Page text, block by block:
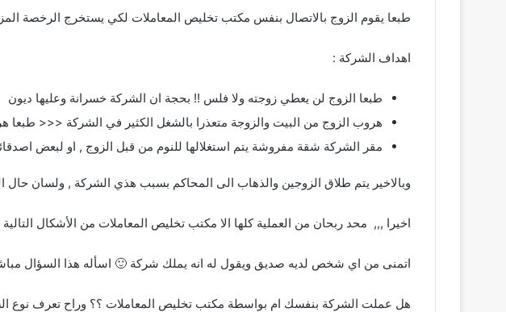
طبعا يقوم الزوج بالاتصال بنفس مكتب تخليص المعاملات لكي يستخرج الرخصة
اهداف الشركة :
طبعا الزوج لن يعطي زوجته ولا فلس !! بحجة ان الشركة خسرانة وعليها ديون
هروب الزوج من البيت والزوجة متعذرا بالشغل الكثير في الشركة <<< طبعا
مقر الشركة شقة مفروشة يتم استغلالها للنوم من قبل الزوج , او لبعض
وبالاخير يتم طلاق الزوجين والذهاب الى المحاكم بسبب هذي الشركة , ولسان حال
اخيرا ,,, محد ربحان من العملية كلها الا مكتب تخليص المعاملات من الأشكال
اتمنى من اي شخص لديه صديق ويقول له انه يملك شركة 🙂 اسأله هذا السؤال
هل عملت الشركة بنفسك ام بواسطة مكتب تخليص المعاملات ؟؟ وراح تعرف نوع